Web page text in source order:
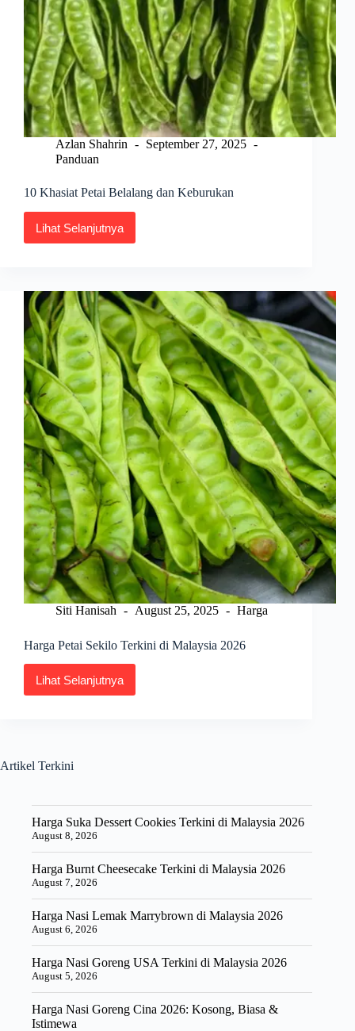
Azlan Shahrin
September 27, 2025
Panduan
10 Khasiat Petai Belalang dan Keburukan
Lihat Selanjutnya
10
Khasiat
Keburukan
Siti Hanisah August 25, 2025 Harga
Harga Petai Sekilo Terkini di Malaysia 2026
Lihat Selanjutnya
Harga
Petai
Artikel Terkini
Harga Suka Dessert Cookies Terkini di Malaysia 2026
August 8, 2026
Harga Burnt Cheesecake Terkini di Malaysia 2026
August 7, 2026
Harga Nasi Lemak Marrybrown di Malaysia 2026
August 6, 2026
Harga Nasi Goreng USA Terkini di Malaysia 2026
August 5, 2026
Harga Nasi Goreng Cina 2026: Kosong, Biasa &
Istimewa